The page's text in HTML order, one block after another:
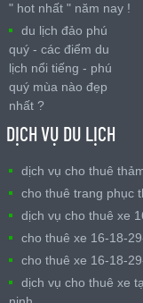
" hot nhất " năm nay !
du lịch đảo phú
quý - các điểm du
lịch nổi tiếng - phú
quý mùa nào đẹp
nhất ?
DỊCH VỤ DU LỊCH
dịch vụ cho thuê
cho thuê trang phục
dịch vụ cho thuê xe
cho thuê xe 16-18-
cho thuê xe 16-18-
dịch vụ cho thuê xe